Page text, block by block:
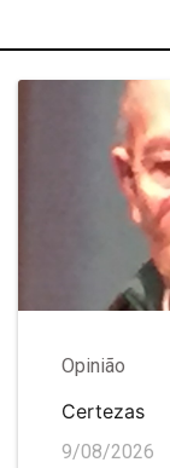
Opinião
Certezas
9/08/2026